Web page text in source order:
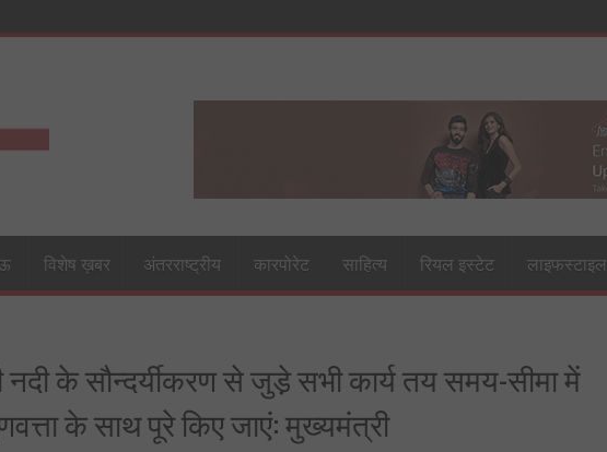
विशेष ख़बर अंतरराष्ट्रीय कारपोरेट साहित्य रियल इस्टेट लाइफस्टाइल
नदी के सौन्दर्यीकरण से जुडे़ सभी कार्य तय समय-सीमा में
के साथ पूरे किए जाएं: मुख्यमंत्री